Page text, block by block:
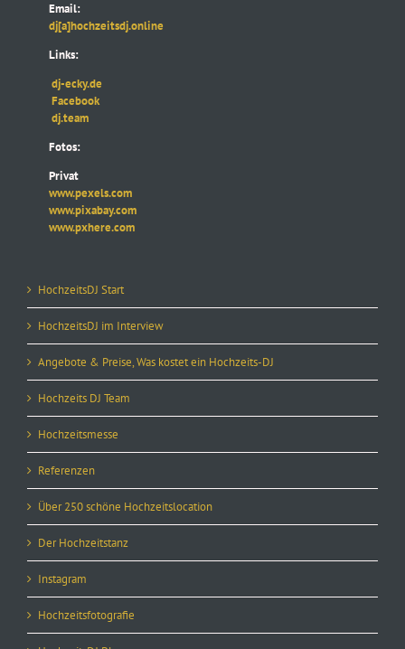
Email:
dj[a]hochzeitsdj.online
Links:
dj-ecky.de
Facebook
dj.team
Fotos:
Privat
www.pexels.com
www.pixabay.com
www.pxhere.com
HochzeitsDJ Start
HochzeitsDJ im Interview
Angebote & Preise, Was kostet ein Hochzeits-DJ
Hochzeits DJ Team
Hochzeitsmesse
Referenzen
Über 250 schöne Hochzeitslocation
Der Hochzeitstanz
Instagram
Hochzeitsfotografie